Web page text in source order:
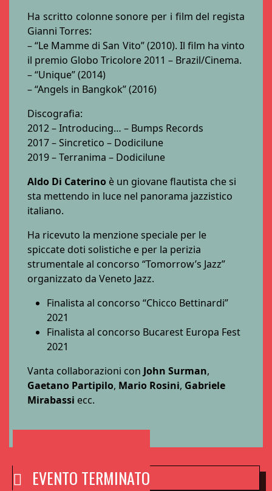
Ha scritto colonne sonore per i film del regista
Gianni Torres:
– “Le Mamme di San Vito” (2010). Il film ha vinto
il premio Globo Tricolore 2011 – Brazil/Cinema.
– “Unique” (2014)
– “Angels in Bangkok” (2016)
Discografia:
2012 – Introducing… – Bumps Records
2017 – Sincretico – Dodicilune
2019 – Terranima – Dodicilune
Aldo Di Caterino è un giovane flautista che si
sta mettendo in luce nel panorama jazzistico
italiano.
Ha ricevuto la menzione speciale per le
spiccate doti solistiche e per la perizia
strumentale al concorso “Tomorrow’s Jazz”
organizzato da Veneto Jazz.
Finalista al concorso “Chicco Bettinardi”
2021
Finalista al concorso Bucarest Europa Fest
2021
Vanta collaborazioni con John Surman,
Gaetano Partipilo, Mario Rosini, Gabriele
Mirabassi ecc.
EVENTO TERMINATO